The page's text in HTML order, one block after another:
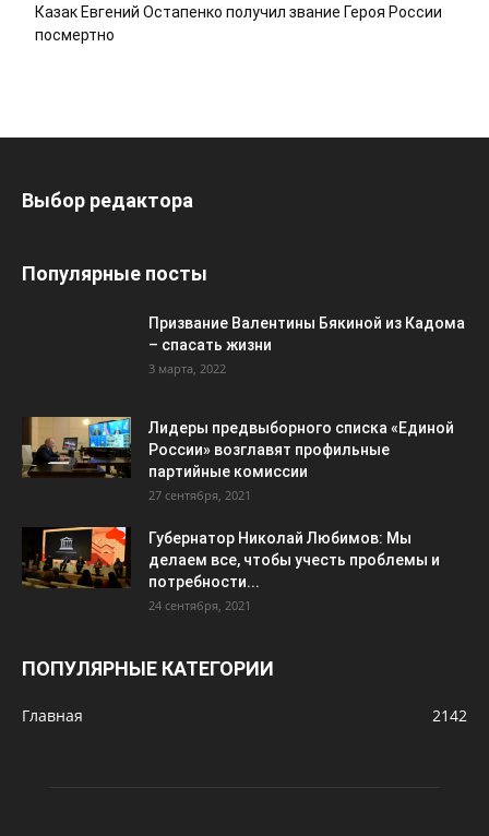
Казак Евгений Остапенко получил звание Героя России
посмертно
Выбор редактора
Популярные посты
Призвание Валентины Бякиной из Кадома
– спасать жизни
3 марта, 2022
Лидеры предвыборного списка «Единой
России» возглавят профильные
партийные комиссии
27 сентября, 2021
Губернатор Николай Любимов: Мы
делаем все, чтобы учесть проблемы и
потребности...
24 сентября, 2021
ПОПУЛЯРНЫЕ КАТЕГОРИИ
Главная 2142